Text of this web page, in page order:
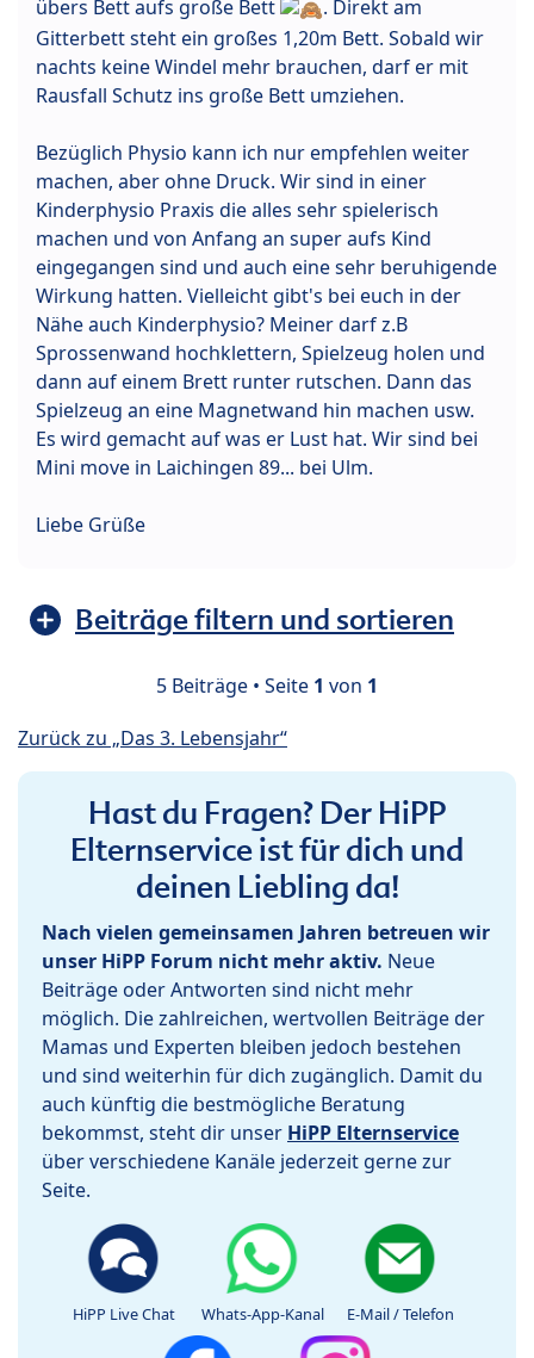
übers Bett aufs große Bett
. Direkt am
Gitterbett steht ein großes 1,20m Bett. Sobald wir
nachts keine Windel mehr brauchen, darf er mit
Rausfall Schutz ins große Bett umziehen.
Bezüglich Physio kann ich nur empfehlen weiter
machen, aber ohne Druck. Wir sind in einer
Kinderphysio Praxis die alles sehr spielerisch
machen und von Anfang an super aufs Kind
eingegangen sind und auch eine sehr beruhigende
Wirkung hatten. Vielleicht gibt's bei euch in der
Nähe auch Kinderphysio? Meiner darf z.B
Sprossenwand hochklettern, Spielzeug holen und
dann auf einem Brett runter rutschen. Dann das
Spielzeug an eine Magnetwand hin machen usw.
Es wird gemacht auf was er Lust hat. Wir sind bei
Mini move in Laichingen 89... bei Ulm.
Liebe Grüße
Beiträge filtern und sortieren
5 Beiträge • Seite 1 von 1
Zurück zu „Das 3. Lebensjahr“
Hast du Fragen? Der HiPP
Elternservice ist für dich und
deinen Liebling da!
Nach vielen gemeinsamen Jahren betreuen wir
unser HiPP Forum nicht mehr aktiv. Neue
Beiträge oder Antworten sind nicht mehr
möglich. Die zahlreichen, wertvollen Beiträge der
Mamas und Experten bleiben jedoch bestehen
und sind weiterhin für dich zugänglich. Damit du
auch künftig die bestmögliche Beratung
bekommst, steht dir unser HiPP Elternservice
über verschiedene Kanäle jederzeit gerne zur
Seite.
HiPP Live Chat Whats-App-Kanal E-Mail / Telefon